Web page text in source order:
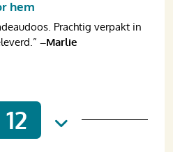
hem
Prachtig verpakt in
–Marlie
12